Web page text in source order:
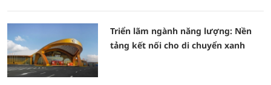
Triển lãm ngành năng lượng: Nền
tảng kết nối cho di chuyển xanh